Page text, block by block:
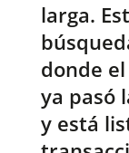
larga.
donde
ya pasó
y está